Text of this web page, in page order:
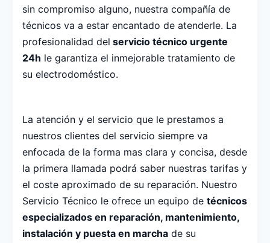
sin compromiso alguno, nuestra compañía de
técnicos va a estar encantado de atenderle. La
profesionalidad del servicio técnico urgente
24h le garantiza el inmejorable tratamiento de
su electrodoméstico.
La atención y el servicio que le prestamos a
nuestros clientes del servicio siempre va
enfocada de la forma mas clara y concisa, desde
la primera llamada podrá saber nuestras tarifas y
el coste aproximado de su reparación. Nuestro
Servicio Técnico le ofrece un equipo de técnicos
especializados en reparación, mantenimiento,
instalación y puesta en marcha de su